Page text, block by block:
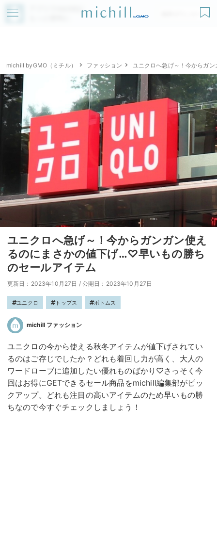
アプリでmichillが
無料ダウンロード
michill byGMO（ミチル） ファッション ユニクロへ急げ～！今からガ
ユニクロへ急げ～！今からガンガン使え
るのにまさかの値下げ…♡早いもの勝ち
のセールアイテム
更新日：2023年10月27日 / 公開日：2023年10月27日
ユニクロ トップス ボトムス
michill ファッション
ユニクロの今から使える秋冬アイテムが値下げされてい
るのはご存じでしたか？どれも着回し力が高く、大人の
ワードローブに追加したい優れものばかり♡さっそく今
回はお得にGETできるセール商品をmichill編集部がピッ
クアップ。どれも注目の高いアイテムのため早いもの勝
ちなので今すぐチェックしましょう！